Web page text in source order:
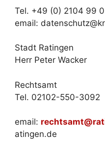
Tel. +49 (0) 2104 99 0
email:
Stadt Ratingen
Herr Peter Wacker
Rechtsamt
Tel. 02102-550-3092
email:
atingen.de